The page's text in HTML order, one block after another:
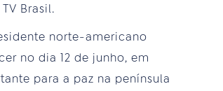
Brasil.
norte-americano
no dia 12 de junho, em
para a paz na península